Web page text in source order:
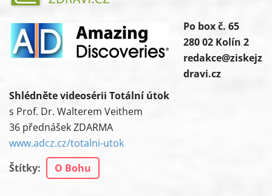
Po box č. 65
280 02 Kolín 2
redakce@ziskejz
dravi.cz
Shlédněte videosérii Totální útok
s Prof. Dr. Walterem Veithem
36 přednášek ZDARMA
www.adcz.cz/totalni-utok
Štítky: O Bohu